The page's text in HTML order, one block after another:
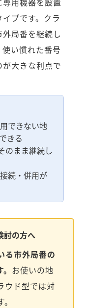
プです。クラ
局番を継続し
い慣れた番号
大きな利点で
できない地
きる
のまま継続し
続・併用が
討の方へ
る市外局番の
お使いの地
ウド型では対